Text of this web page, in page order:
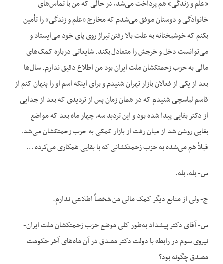
«علم و زندگی» هم پرداخت می‌شد، در حالی که من با تماس‌های
خانوادگی و دوستان موفق می‌شدم که مخارج «علم و زندگی» را تأمین
بکنم که خوشبختانه به علت بالا رفتن تیراژ روی پای خود می‌ایستاد و
می‌توانست دخل و خرجش را متعادل بکند. شایعاتی درباره کمک‌های
مالی به حزب زحمتکشان ملت ایران بود من اطلاع دقیق ندارم. سال‌ها
بعد از یکی از فعالان بازار تهران شنیدم و برای اینکه اسم او را پنهان کنم از
قاسم لباسچی شنیدم که در همان زمان پس از تردیدی که بعد از جدایی
از دکتر بقایی پیدا شده بود و این تردید سه، چهار ماه بعد که مواضع
بقایی روشن شد از میان رفت از بازار کمکی به حزب زحمتکشان می‌شد،
قبلاً هم می‌شده به حزب زحمتکشانی که با بقایی همکاری می‌کرده …
س- بله، بله.
ج- ولی از منابع دیگر کمک مالی من شخصاً اطلاعی ندارم.
س- آقای دکتر پیشداد به‌طور کلی موضع حزب زحمتکشان ملت ایران-
نیروی سوم در رابطه با دولت دکتر مصدق در آن ماه‌های آخر حکومت
مصدق چگونه بود؟